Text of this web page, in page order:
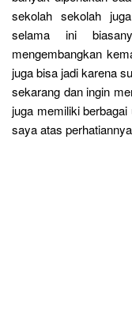
sekolah sekolah
selama ini
mengembangkan
juga bisa jadi karena
sekarang dan ingin
juga memiliki
saya atas